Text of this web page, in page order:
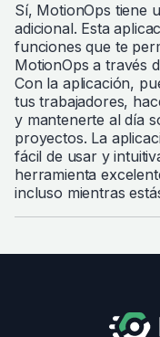
Sí, MotionOps tiene
adicional. Esta
funciones que te
MotionOps a través
Con la aplicación,
tus trabajadores,
y mantenerte al día
proyectos. La
fácil de usar y
herramienta
incluso mientras